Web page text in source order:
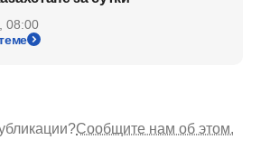
08:00
Сообщите нам об этом.